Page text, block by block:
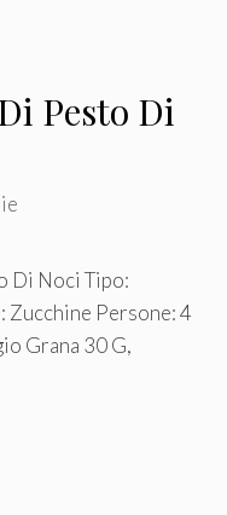
Pesto Di
Di Noci Tipo:
Persone: 4
Grana 30 G,